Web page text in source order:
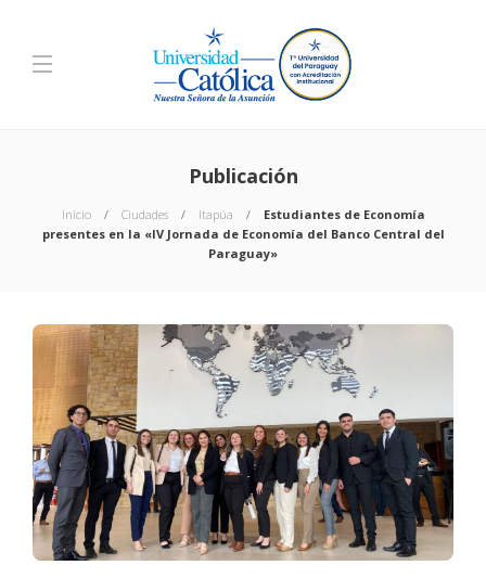
Publicación
Inicio Ciudades Itapúa
Estudiantes de Economía
presentes en la «IV Jornada de Economía del Banco Central del
Paraguay»